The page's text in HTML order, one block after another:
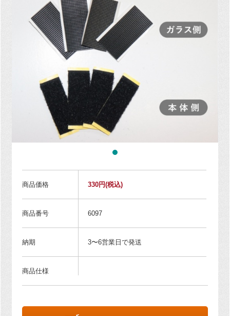
商品価格 330円(税込)
商品番号 6097
納期 3〜6営業日で発送
商品仕様